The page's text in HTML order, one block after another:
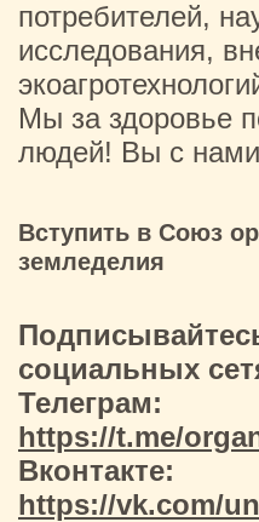
потребителей,
исследования,
Мы за здоровье
людей! Вы с
Вступить в Союз
земледелия
социальных
Телеграм:
https://t.me/
Вконтакте:
https://vk.com/